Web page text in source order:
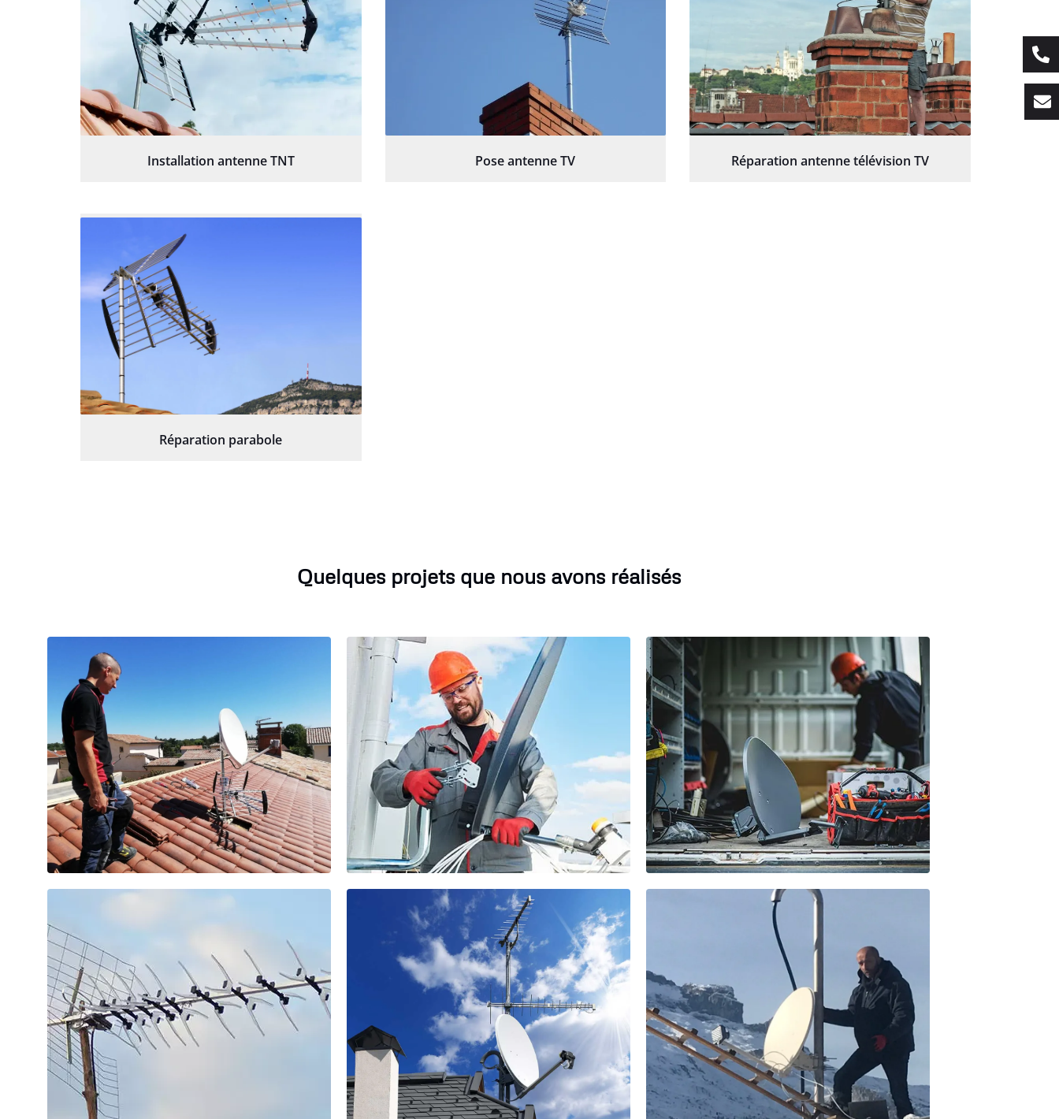
Installation antenne TNT Pose antenne TV Réparation antenne télévision TV
Réparation parabole
Quelques projets que nous avons réalisés